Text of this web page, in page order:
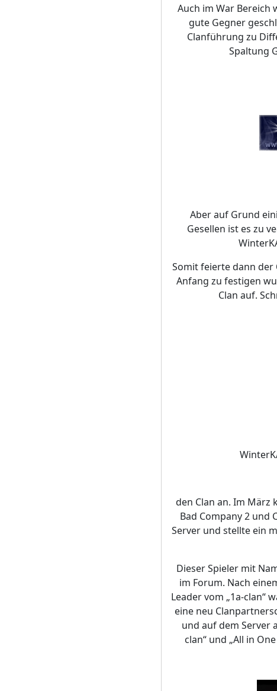
Auch im War Bereich
gute Gegner
Clanführung zu
Spaltung
Aber auf Grund
Gesellen ist es zu
Somit feierte dann der
Anfang zu festigen
Clan auf.
den Clan an. Im März
Bad Company 2 und
Server und stellte ein
Dieser Spieler mit
im Forum. Nach
Leader vom „1a-clan“
eine neu
und auf dem Server
clan“ und „All in